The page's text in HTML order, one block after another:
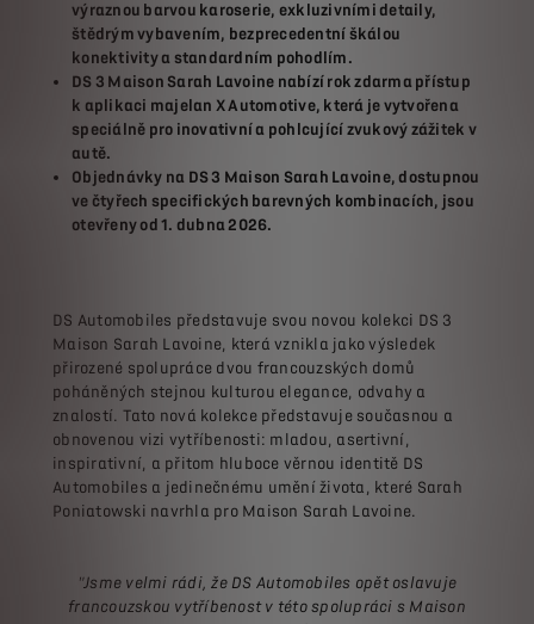
výraznou barvou karoserie, exkluzivními detaily,
štědrým vybavením, bezprecedentní škálou
konektivity a standardním pohodlím.
DS 3 Maison Sarah Lavoine nabízí rok zdarma přístup
k aplikaci majelan X Automotive, která je vytvořena
speciálně pro inovativní a pohlcující zvukový zážitek v
autě.
Objednávky na DS 3 Maison Sarah Lavoine, dostupnou
ve čtyřech specifických barevných kombinacích, jsou
otevřeny od 1. dubna 2026.
DS Automobiles představuje svou novou kolekci DS 3
Maison Sarah Lavoine, která vznikla jako výsledek
přirozené spolupráce dvou francouzských domů
poháněných stejnou kulturou elegance, odvahy a
znalostí. Tato nová kolekce představuje současnou a
obnovenou vizi vytříbenosti: mladou, asertivní,
inspirativní, a přitom hluboce věrnou identitě DS
Automobiles a jedinečnému umění života, které Sarah
Poniatowski navrhla pro Maison Sarah Lavoine.
"Jsme velmi rádi, že DS Automobiles opět oslavuje
francouzskou vytříbenost v této spolupráci s Maison